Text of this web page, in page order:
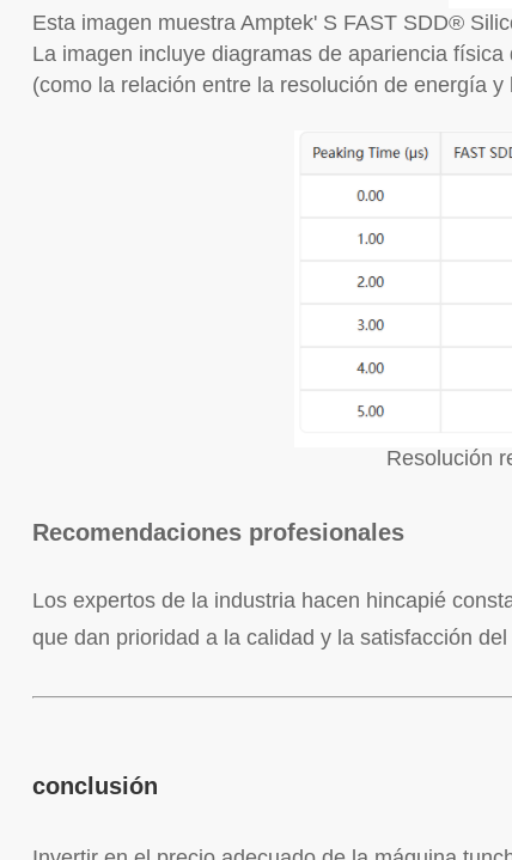
Esta imagen muestra Amptek' S FAST SDD®
La imagen incluye diagramas de apariencia
(como la relación entre la resolución de energía y
Resolución
Recomendaciones profesionales
Los expertos de la industria hacen hincapié
que dan prioridad a la calidad y la satisfacción del
conclusión